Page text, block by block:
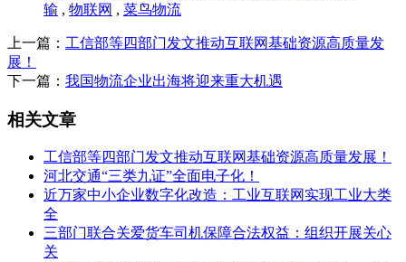
输 , 物联网 , 菜鸟物流
上一篇： 工信部等四部门发文推动互联网基础资源高质量发
展！
下一篇： 我国物流企业出海将迎来重大机遇
相关文章
工信部等四部门发文推动互联网基础资源高质量发展！
河北交通“三类九证”全面电子化！
近万家中小企业数字化改造：工业互联网实现工业大类
全
三部门联合关爱货车司机保障合法权益：组织开展关心
关